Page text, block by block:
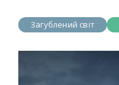
Загублений світ